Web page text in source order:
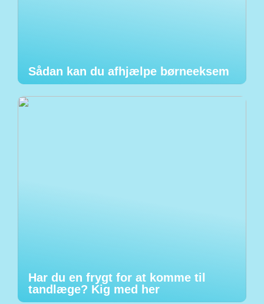
Sådan kan du afhjælpe børneeksem
Har du en frygt for at komme til
tandlæge? Kig med her